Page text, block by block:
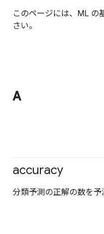
このページには、ML の
さい。
A
accuracy
分類予測の正解の数を予